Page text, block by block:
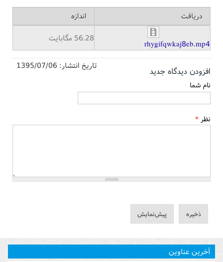
دریافت اندازه
rhygifqwkaj8eb.mp4
56.28 مگابایت
تاریخ انتشار: 1395/07/06 افزودن دیدگاه جدید
نام شما
نظر *
آخرین عناوین